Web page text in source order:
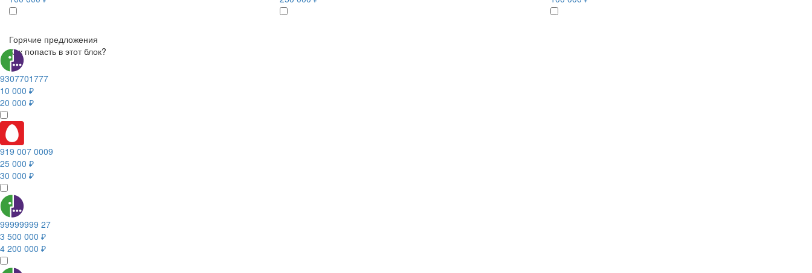
Горячие предложения
Как попасть в этот блок?
9307701777
10 000 ₽
20 000 ₽
919 007 0009
25 000 ₽
30 000 ₽
99999999 27
3 500 000 ₽
4 200 000 ₽